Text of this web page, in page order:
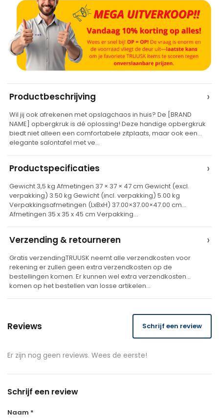
t
e
r
a
t
v
e
Productbeschrijving ›
Wil jij ook afrekenen met opslagchaos in huis? De [BRAND
NAME] opbergkruk is dé oplossing! Deze handige opbergkruk
biedt niet alleen een comfortabele zitplaats, maar ook een
elegante salontafel met ve…
Productspecificaties ›
Gewicht 3,5 kg Afmetingen 37 × 37 × 47 cm Gewicht (excl.
verpakking) 3.50 kg Gewicht (incl. verpakking) 5.00 kg
Verpakkingsafmetingen (LxBxH) 37.00×37.00×47.00 cm
Afmetingen 35 x 35 x 45 cm Verpakking…
Verzending & retourneren ›
Gratis verzendingTRUUSK neemt alle verzendkosten voor
rekening er zullen geen extra verzendkosten op de
bestellingen komen. Er kunnen wel extra verzendkosten
komen op het bestellen van losse artikelen…
Reviews Schrijf een review
Er zijn nog geen reviews. Wees de eerste!
Schrijf een review
Naam *